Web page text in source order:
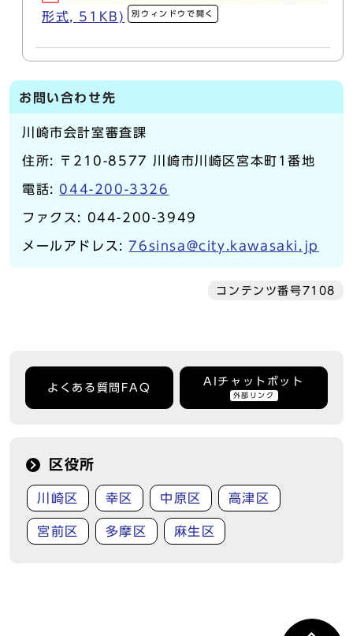
形式, 51KB)
別ウィンドウで開く
お問い合わせ先
川崎市会計室審査課
住所: 〒210-8577 川崎市川崎区宮本町1番地
電話: 044-200-3326
ファクス: 044-200-3949
メールアドレス:76sinsa@city.kawasaki.jp
コンテンツ番号7108
よくある質問FAQ
AIチャットボット
外部リンク
区役所
川崎区 幸区 中原区 高津区
宮前区 多摩区 麻生区